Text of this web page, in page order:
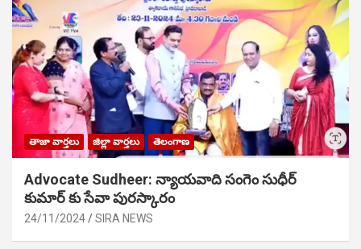
తాజా వార్తలు జిల్లా వార్తలు తెలంగాణ
Advocate Sudheer: న్యాయవాది సంగెం సుధీర్
కుమార్ కు సేవా పురస్కారం
24/11/2024 SIRA NEWS